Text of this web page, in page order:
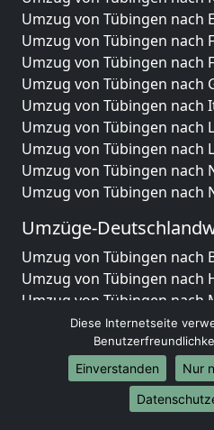
Umzug von Tübingen nach
Umzug von Tübingen nach
Umzug von Tübingen nach
Umzug von Tübingen nach
Umzug von Tübingen nach
Umzug von Tübingen nach
Umzug von Tübingen nach
Umzug von Tübingen nach
Umzug von Tübingen nach
Umzüge-
Umzug von Tübingen nach
Umzug von Tübingen nach
Umzug von Tübingen nach
Umzug von Tübingen nach
Umzug von Tübingen nach
Umzug von Tübingen nach
Umzug von Tübingen nach
Umzug von Tübingen nach
Diese Internetseite
Einverstanden
Nur